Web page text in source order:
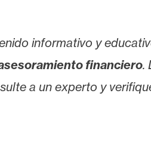
informativo y
financiero.
a un experto y